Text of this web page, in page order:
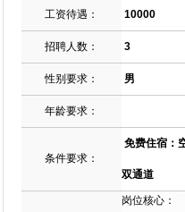
工资待遇： 10000
招聘人数： 3
性别要求： 男
年龄要求：
条件要求：
免费住宿：
双通道
岗位核心：